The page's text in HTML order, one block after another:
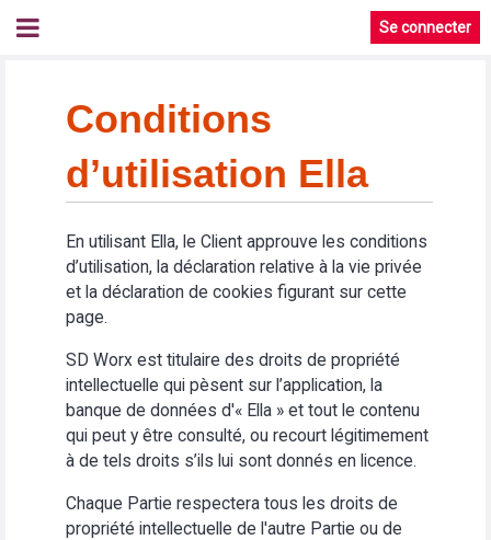
Se connecter
Conditions
d’utilisation Ella
En utilisant Ella, le Client approuve les conditions
d’utilisation, la déclaration relative à la vie privée
et la déclaration de cookies figurant sur cette
page.
SD Worx est titulaire des droits de propriété
intellectuelle qui pèsent sur l’application, la
banque de données d'« Ella » et tout le contenu
qui peut y être consulté, ou recourt légitimement
à de tels droits s’ils lui sont donnés en licence.
Chaque Partie respectera tous les droits de
propriété intellectuelle de l'autre Partie ou de